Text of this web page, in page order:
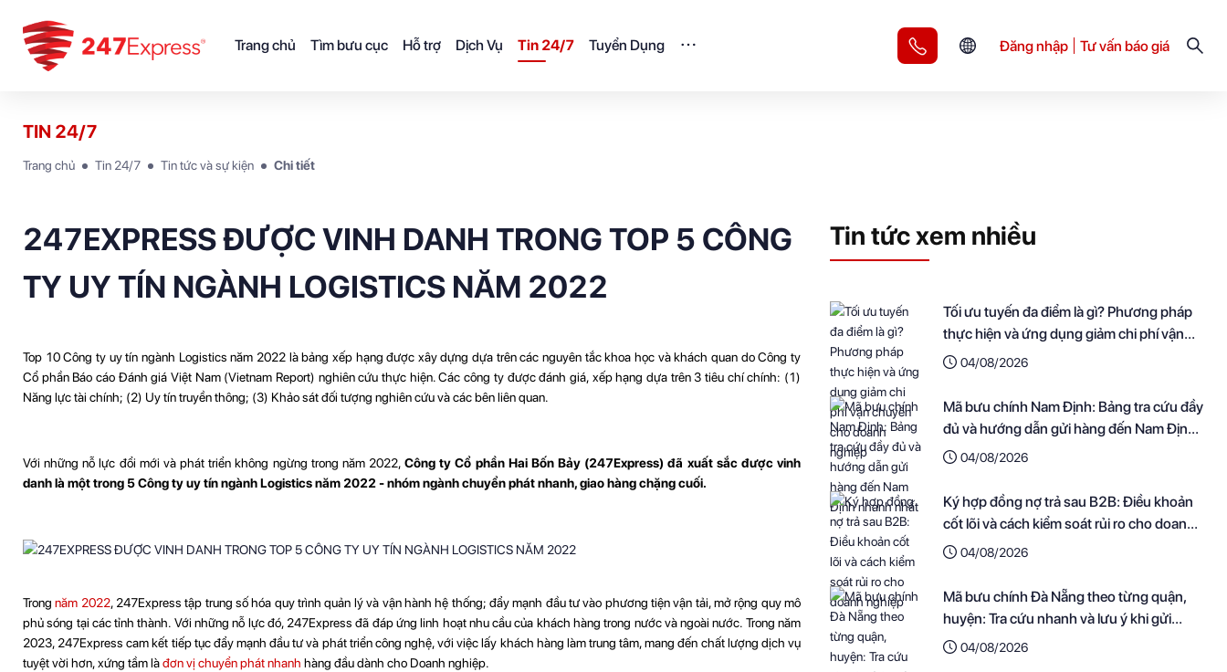
Trang chủ Tìm bưu cục Hỗ trợ Dịch Vụ Tin 24/7 Tuyển Dụng Đăng nhập Tư vấn báo giá
TIN 24/7
Trang chủ Tin 24/7 Tin tức và sự kiện Chi tiết
247EXPRESS ĐƯỢC VINH DANH TRONG TOP 5 CÔNG
TY UY TÍN NGÀNH LOGISTICS NĂM 2022
Top 10 Công ty uy tín ngành Logistics năm 2022 là bảng xếp hạng được xây dựng dựa trên các nguyên tắc khoa học và khách quan do Công ty
Cổ phần Báo cáo Đánh giá Việt Nam (Vietnam Report) nghiên cứu thực hiện. Các công ty được đánh giá, xếp hạng dựa trên 3 tiêu chí chính: (1)
Năng lực tài chính; (2) Uy tín truyền thông; (3) Khảo sát đối tượng nghiên cứu và các bên liên quan.
Với những nỗ lực đổi mới và phát triển không ngừng trong năm 2022,Công ty Cổ phần Hai Bốn Bảy (247Express) đã xuất sắc được vinh
danh là một trong 5 Công ty uy tín ngành Logistics năm 2022 - nhóm ngành chuyển phát nhanh, giao hàng chặng cuối.
Trongnăm 2022, 247Express tập trung số hóa quy trình quản lý và vận hành hệ thống; đẩy mạnh đầu tư vào phương tiện vận tải, mở rộng quy mô
phủ sóng tại các tỉnh thành. Với những nỗ lực đó, 247Express đã đáp ứng linh hoạt nhu cầu của khách hàng trong nước và ngoài nước. Trong năm
2023, 247Express cam kết tiếp tục đẩy mạnh đầu tư và phát triển công nghệ, với việc lấy khách hàng làm trung tâm, mang đến chất lượng dịch vụ
tuyệt vời hơn, xứng tầm làđơn vị chuyển phát nhanh hàng đầu dành cho Doanh nghiệp.
Tin tức xem nhiều
Tối ưu tuyến đa điểm là gì? Phương pháp
thực hiện và ứng dụng giảm chi phí vận
chuyển cho doanh nghiệp
04/08/2026
Mã bưu chính Nam Định: Bảng tra cứu đầy
đủ và hướng dẫn gửi hàng đến Nam Định
nhanh nhất
04/08/2026
Ký hợp đồng nợ trả sau B2B: Điều khoản
cốt lõi và cách kiểm soát rủi ro cho doanh
nghiệp
04/08/2026
Mã bưu chính Đà Nẵng theo từng quận,
huyện: Tra cứu nhanh và lưu ý khi gửi
hàng04/08/2026